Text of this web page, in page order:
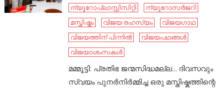
ന്യൂറോപ്ലാസ്റ്റിസിറ്റി
ന്യൂറോസർജറി
മസ്തിഷ്കം
വിജയ രഹസ്യം
വിജയഗാഥ
വിജയത്തിന് പിന്നിൽ
വിജയപഥങ്ങൾ
വിജയാശംസകൾ
മമ്മൂട്ടി: പ്രതിഭ ജന്മസിദ്ധമല്ല… ദിവസവും
സ്വയം പുനർനിർമ്മിച്ച ഒരു മസ്തിഷ്കത്തിന്റെ